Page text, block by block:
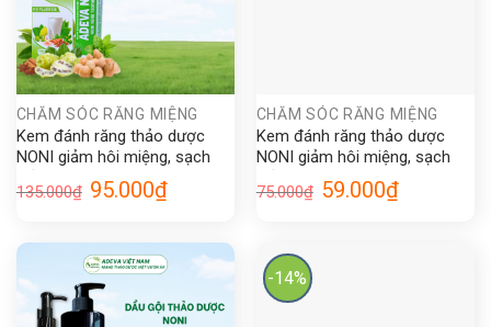
CHĂM SÓC RĂNG MIỆNG
Kem đánh răng thảo dược
NONI giảm hôi miệng, sạch
trắng răng không chưa fluor
tốt cho răng niềng 100gr
135.000₫ Giá
gốc
95.000₫Giá
95.000₫.
CHĂM SÓC RĂNG MIỆNG
Kem đánh răng thảo dược
NONI giảm hôi miệng, sạch
trắng răng không chứa fluor
tốt cho răng niềng 50g
75.000₫ Giá
gốc
59.000₫Giá
-14%